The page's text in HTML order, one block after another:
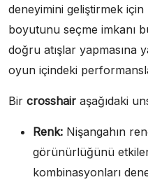
deneyimini geliştirmek için
boyutunu seçme imkanı
doğru atışlar yapmasına
oyun içindeki
Bir crosshair aşağıdaki
Renk: Nişangahın
görünürlüğünü
kombinasyonları